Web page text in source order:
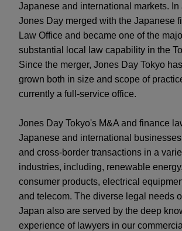
Japanese and international markets. In
Jones Day merged with the Japanese
Law Office and became one of the
substantial local law capability in the
Since the merger, Jones Day Tokyo
grown both in size and scope of
currently a full-service office.
Jones Day Tokyo's M&A and finance
Japanese and international
and cross-border transactions in a
industries, including, renewable
consumer products, electrical
and telecom. The diverse legal needs
Japan also are served by the deep
experience of lawyers in our